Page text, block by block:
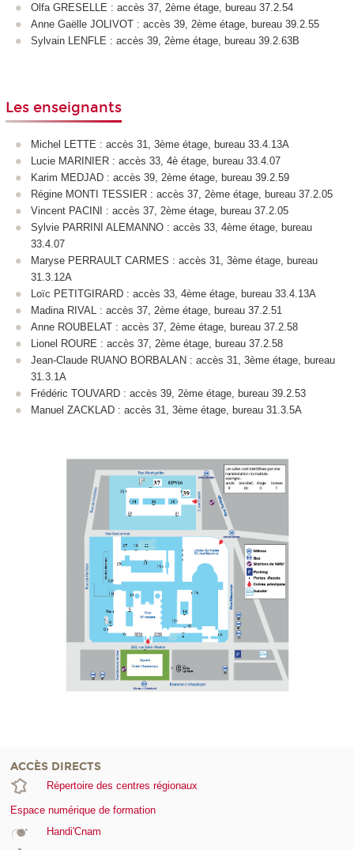
Olfa GRESELLE : accès 37, 2ème étage, bureau 37.2.54
Anne Gaëlle JOLIVOT : accès 39, 2ème étage, bureau 39.2.55
Sylvain LENFLE : accès 39, 2ème étage, bureau 39.2.63B
Les enseignants
Michel LETTE : accès 31, 3ème étage, bureau 33.4.13A
Lucie MARINIER : accès 33, 4è étage, bureau 33.4.07
Karim MEDJAD : accès 39, 2ème étage, bureau 39.2.59
Régine MONTI TESSIER : accès 37, 2ème étage, bureau 37.2.05
Vincent PACINI : accès 37, 2ème étage, bureau 37.2.05
Sylvie PARRINI ALEMANNO : accès 33, 4ème étage, bureau
33.4.07
Maryse PERRAULT CARMES : accès 31, 3ème étage, bureau
31.3.12A
Loïc PETITGIRARD : accès 33, 4ème étage, bureau 33.4.13A
Madina RIVAL : accès 37, 2ème étage, bureau 37.2.51
Anne ROUBELAT : accès 37, 2ème étage, bureau 37.2.58
Lionel ROURE : accès 37, 2ème étage, bureau 37.2.58
Jean-Claude RUANO BORBALAN : accès 31, 3ème étage, bureau
31.3.1A
Frédéric TOUVARD : accès 39, 2ème étage, bureau 39.2.53
Manuel ZACKLAD : accès 31, 3ème étage, bureau 31.3.5A
ACCÈS DIRECTS
Répertoire des centres régionaux
Espace numérique de formation
Handi'Cnam